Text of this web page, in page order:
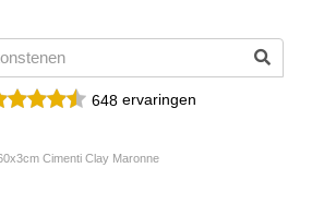
648ervaringen
Cimenti Clay Maronne